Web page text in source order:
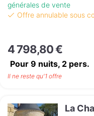
générales de vente
Offre annulable sous
4 798,80 €
Pour 9 nuits, 2 pers.
Il ne reste qu'1 offre
La